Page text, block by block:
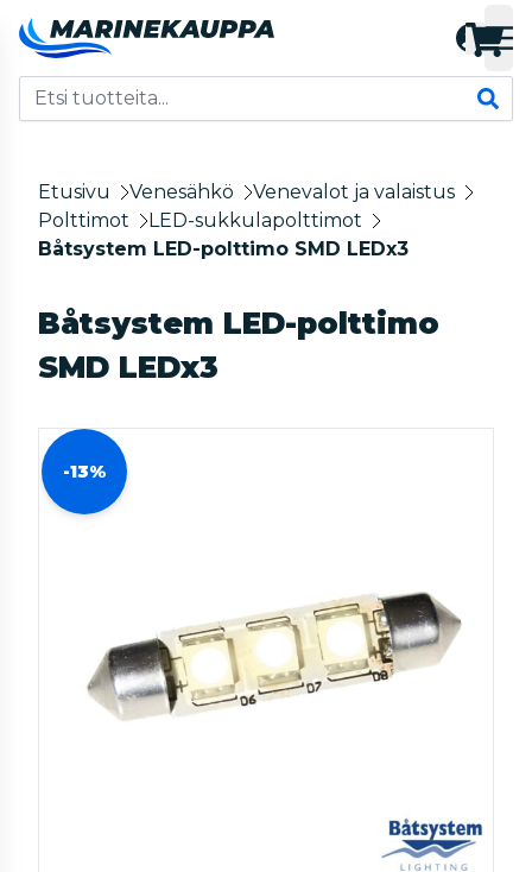
Etusivu Venesähkö
Venevalot ja valaistus
Polttimot
LED-sukkulapolttimot
Båtsystem LED-polttimo SMD LEDx3
Båtsystem LED-polttimo
SMD LEDx3
-13%